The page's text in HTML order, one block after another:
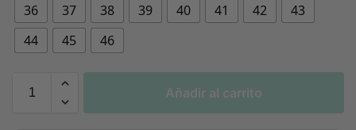
36 37 38 39 40 41 42
43
44
45 46
Añadir al carrito